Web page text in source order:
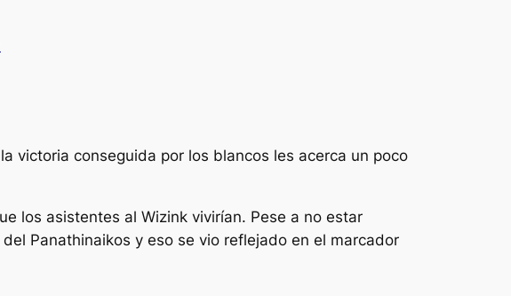
victoria conseguida por los blancos les acerca un poco
los asistentes al Wizink vivirían. Pese a no estar
Panathinaikos y eso se vio reflejado en el marcador